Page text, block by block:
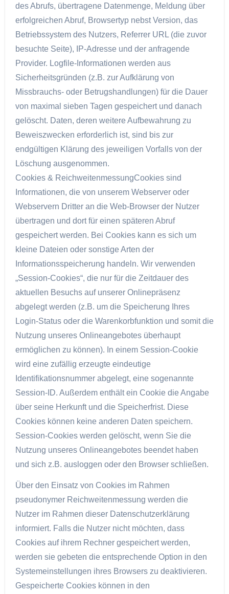
des Abrufs, übertragene Datenmenge, Meldung über
erfolgreichen Abruf, Browsertyp nebst Version, das
Betriebssystem des Nutzers, Referrer URL (die zuvor
besuchte Seite), IP-Adresse und der anfragende
Provider. Logfile-Informationen werden aus
Sicherheitsgründen (z.B. zur Aufklärung von
Missbrauchs- oder Betrugshandlungen) für die Dauer
von maximal sieben Tagen gespeichert und danach
gelöscht. Daten, deren weitere Aufbewahrung zu
Beweiszwecken erforderlich ist, sind bis zur
endgültigen Klärung des jeweiligen Vorfalls von der
Löschung ausgenommen.
Cookies & ReichweitenmessungCookies sind
Informationen, die von unserem Webserver oder
Webservern Dritter an die Web-Browser der Nutzer
übertragen und dort für einen späteren Abruf
gespeichert werden. Bei Cookies kann es sich um
kleine Dateien oder sonstige Arten der
Informationsspeicherung handeln. Wir verwenden
„Session-Cookies“, die nur für die Zeitdauer des
aktuellen Besuchs auf unserer Onlinepräsenz
abgelegt werden (z.B. um die Speicherung Ihres
Login-Status oder die Warenkorbfunktion und somit die
Nutzung unseres Onlineangebotes überhaupt
ermöglichen zu können). In einem Session-Cookie
wird eine zufällig erzeugte eindeutige
Identifikationsnummer abgelegt, eine sogenannte
Session-ID. Außerdem enthält ein Cookie die Angabe
über seine Herkunft und die Speicherfrist. Diese
Cookies können keine anderen Daten speichern.
Session-Cookies werden gelöscht, wenn Sie die
Nutzung unseres Onlineangebotes beendet haben
und sich z.B. ausloggen oder den Browser schließen.
Über den Einsatz von Cookies im Rahmen
pseudonymer Reichweitenmessung werden die
Nutzer im Rahmen dieser Datenschutzerklärung
informiert. Falls die Nutzer nicht möchten, dass
Cookies auf ihrem Rechner gespeichert werden,
werden sie gebeten die entsprechende Option in den
Systemeinstellungen ihres Browsers zu deaktivieren.
Gespeicherte Cookies können in den